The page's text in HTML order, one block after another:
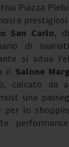
Piazza
e
San Carlo,
di
si situa
il Salone
calcato da
una
per lo